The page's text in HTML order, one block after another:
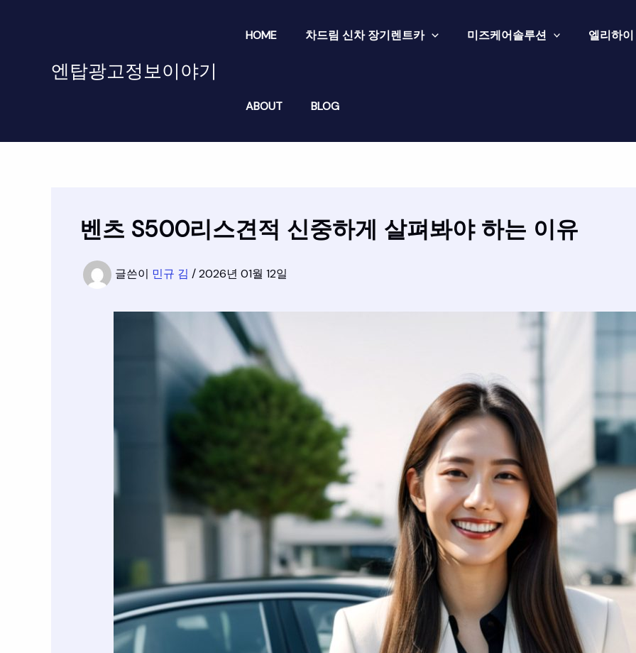
엔탑광고정보이야기
HOME 차드림 신차 장기렌트카 미즈케어솔루션 엘리하이
ABOUT BLOG
벤츠 S500리스견적 신중하게 살펴봐야 하는 이유
글쓴이 민규 김 /2026년 01월 12일